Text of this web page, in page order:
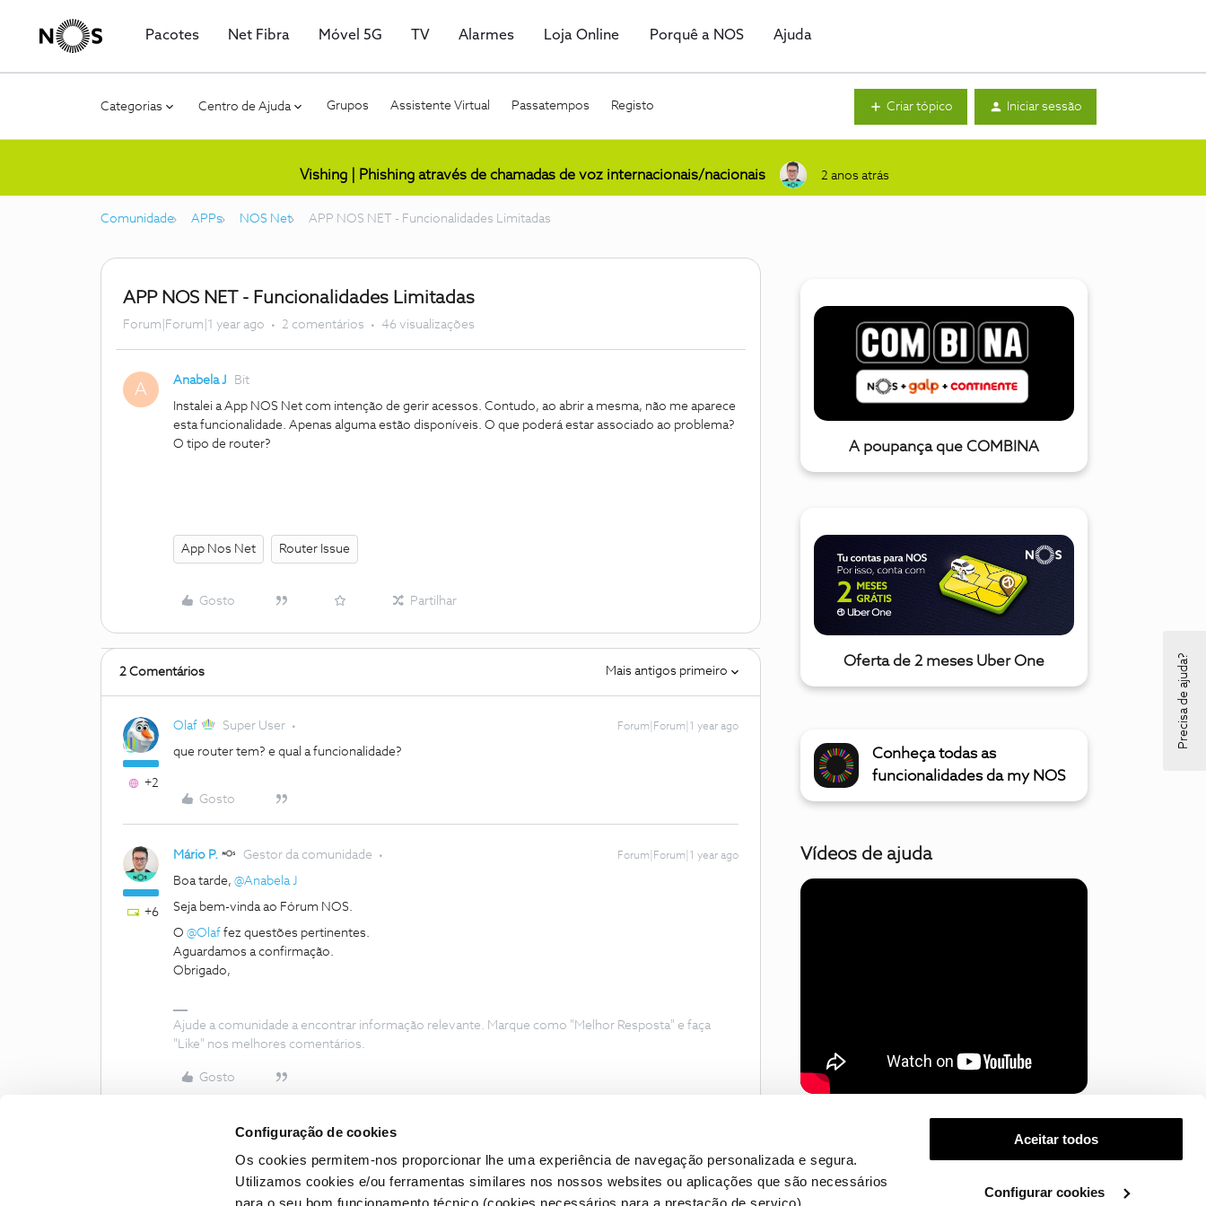
Configuração de cookies
Os cookies permitem-nos proporcionar lhe uma experiência de navegação personalizada e segura.
Utilizamos cookies e/ou ferramentas similares nos nossos websites ou aplicações que são necessários
Aceitar todos
Configurar cookies
Pacotes Net Fibra Móvel 5G TV Alarmes Loja Online Porquê a NOS Ajuda
Categorias Centro de Ajuda Grupos Assistente Virtual Passatempos Registo Criar tópico Iniciar sessão
Vishing | Phishing através de chamadas de voz internacionais/nacionais 2 anos atrás
Comunidade APPs NOS Net APP NOS NET - Funcionalidades Limitadas
APP NOS NET - Funcionalidades Limitadas
Forum|Forum|1 year ago 2 comentários 46 visualizações
A Anabela J Bit
Instalei a App NOS Net com intenção de gerir acessos. Contudo, ao abrir a mesma, não me aparece
esta funcionalidade. Apenas alguma estão disponíveis. O que poderá estar associado ao problema?
O tipo de router?
App Nos Net Router Issue
Gosto Partilhar
2 Comentários Mais antigos primeiro
+2
Olaf Super User Forum|Forum|1 year ago
que router tem? e qual a funcionalidade?
Gosto
+6
Mário P. Gestor da comunidade Forum|Forum|1 year ago
Boa tarde, ​ @Anabela J
Seja bem-vinda ao Fórum NOS.
O ​ @Olaf fez questões pertinentes.
Aguardamos a confirmação.
Obrigado,
Ajude a comunidade a encontrar informação relevante. Marque como "Melhor Resposta" e faça
"Like" nos melhores comentários.
Gosto
A poupança que COMBINA
Oferta de 2 meses Uber One
Conheça todas as
funcionalidades da my NOS
Vídeos de ajuda
Precisa de ajuda?